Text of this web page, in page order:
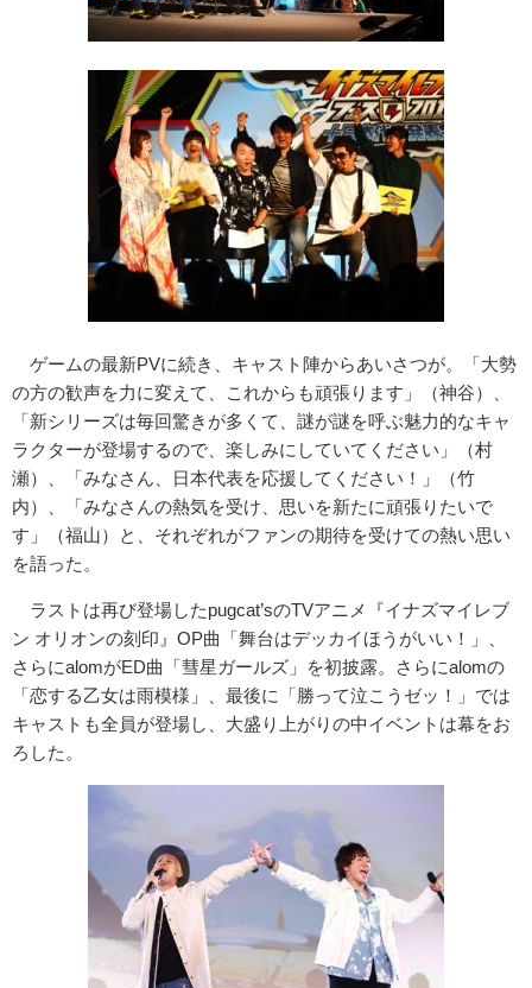
ゲームの最新PVに続き、キャスト陣からあいさつが。「大勢
の方の歓声を力に変えて、これからも頑張ります」（神谷）、
「新シリーズは毎回驚きが多くて、謎が謎を呼ぶ魅力的なキャ
ラクターが登場するので、楽しみにしていてください」（村
瀬）、「みなさん、日本代表を応援してください！」（竹
内）、「みなさんの熱気を受け、思いを新たに頑張りたいで
す」（福山）と、それぞれがファンの期待を受けての熱い思い
を語った。
ラストは再び登場したpugcat’sのTVアニメ『イナズマイレブ
ン オリオンの刻印』OP曲「舞台はデッカイほうがいい！」、
さらにalomがED曲「彗星ガールズ」を初披露。さらにalomの
「恋する乙女は雨模様」、最後に「勝って泣こうゼッ！」では
キャストも全員が登場し、大盛り上がりの中イベントは幕をお
ろした。